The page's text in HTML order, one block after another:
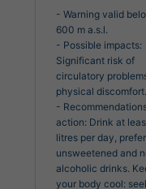
- Warning valid
600 m a.s.l.
- Possible impacts:
Significant risk of
circulatory
physical discomfort.
-
action: Drink at
litres per day,
unsweetened and
alcoholic drinks.
your body cool: